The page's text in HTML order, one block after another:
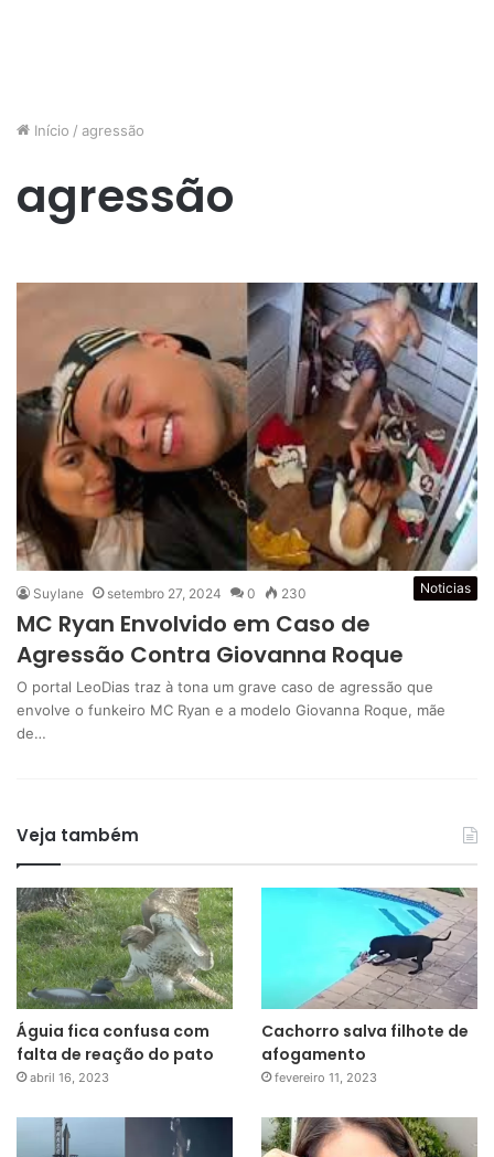
Início / agressão
agressão
Noticias
Suylane setembro 27, 2024 0 230
MC Ryan Envolvido em Caso de
Agressão Contra Giovanna Roque
O portal LeoDias traz à tona um grave caso de agressão que
envolve o funkeiro MC Ryan e a modelo Giovanna Roque, mãe
de…
Veja também
Águia fica confusa com
falta de reação do pato
abril 16, 2023
Cachorro salva filhote de
afogamento
fevereiro 11, 2023